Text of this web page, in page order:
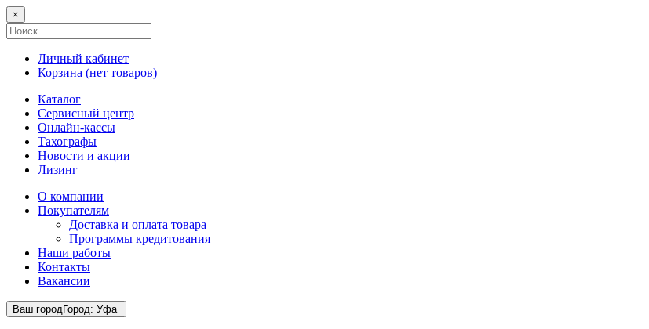
×
Личный кабинет
Корзина (нет товаров)
Каталог
Сервисный центр
Онлайн-кассы
Тахографы
Новости и акции
Лизинг
О компании
Покупателям
Доставка и оплата товара
Программы кредитования
Наши работы
Контакты
Вакансии
Ваш городГород: Уфа